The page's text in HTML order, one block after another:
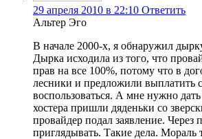
29 апреля 2010 в 22:10 Ответить
Альтер Эго
В начале 2000-х, я обнаружил
Дырка исходила из того, что
прав на все 100%, потому что в
лесники и предложили выплатить
воспользоваться. А мне нужно
хостера пришли дяденьки со
провайдер подал заявление. Через
приглядывать. Такие дела. Мораль